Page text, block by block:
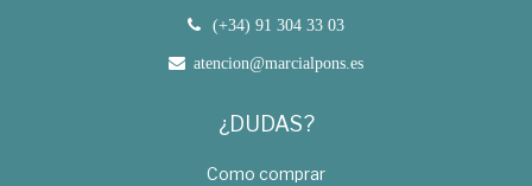
(+34) 91 304 33 03
atencion@marcialpons.es
¿DUDAS?
Como comprar